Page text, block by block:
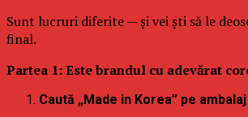
Sunt lucruri diferite — și vei ști să le
final.
Partea 1: Este brandul cu adevărat
Caută „Made in Korea” pe ambalaj